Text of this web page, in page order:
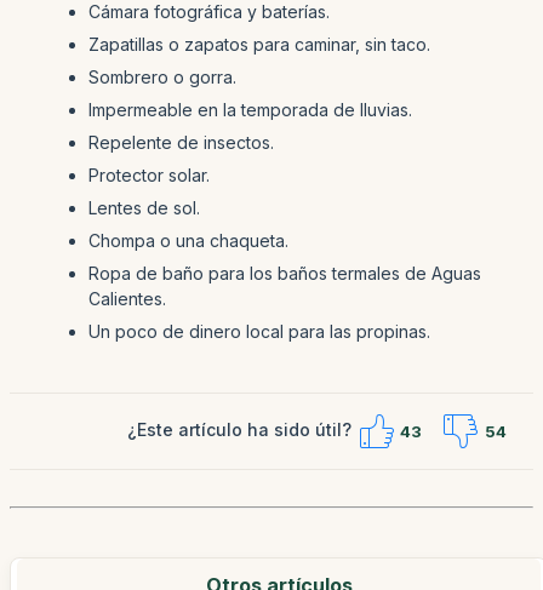
Cámara fotográfica y baterías.
Zapatillas o zapatos para caminar, sin taco.
Sombrero o gorra.
Impermeable en la temporada de lluvias.
Repelente de insectos.
Protector solar.
Lentes de sol.
Chompa o una chaqueta.
Ropa de baño para los baños termales de Aguas
Calientes.
Un poco de dinero local para las propinas.
¿Este artículo ha sido útil? 43 54